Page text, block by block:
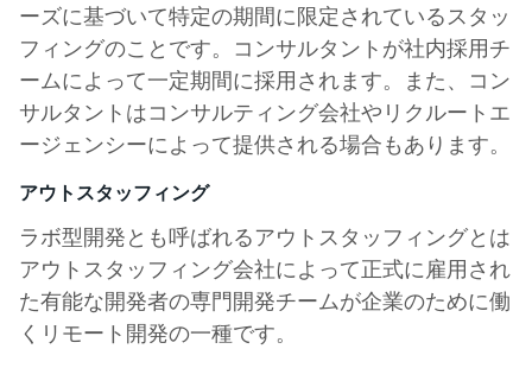
ーズに基づいて特定の期間に限定されているスタッ
フィングのことです。コンサルタントが社内採用チ
ームによって一定期間に採用されます。また、コン
サルタントはコンサルティング会社やリクルートエ
ージェンシーによって提供される場合もあります。
アウトスタッフィング
ラボ型開発とも呼ばれるアウトスタッフィングとは
アウトスタッフィング会社によって正式に雇用され
た有能な開発者の専門開発チームが企業のために働
くリモート開発の一種です。